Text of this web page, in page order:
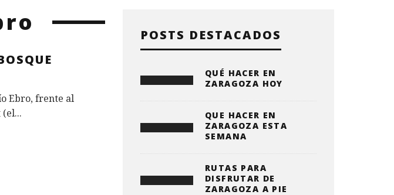
Ebro, frente al
(el...
POSTS DESTACADOS
QUÉ HACER EN
ZARAGOZA HOY
QUE HACER EN
ZARAGOZA ESTA
SEMANA
RUTAS PARA
DISFRUTAR DE
ZARAGOZA A PIE